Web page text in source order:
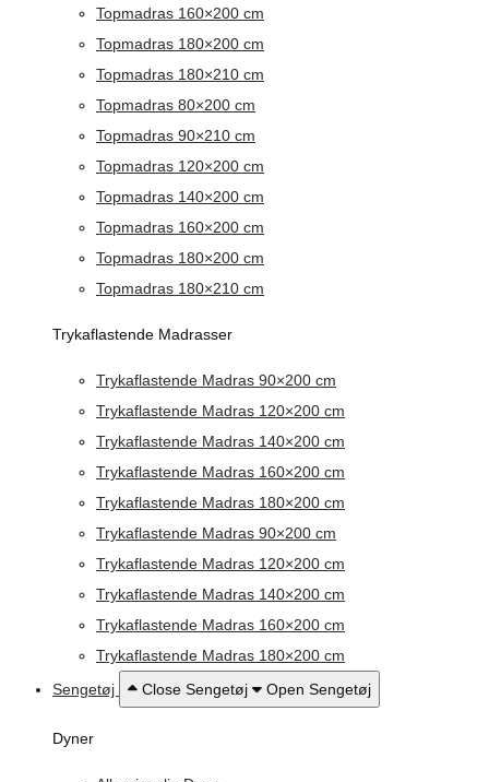
Topmadras 160×200 cm
Topmadras 180×200 cm
Topmadras 180×210 cm
Topmadras 80×200 cm
Topmadras 90×210 cm
Topmadras 120×200 cm
Topmadras 140×200 cm
Topmadras 160×200 cm
Topmadras 180×200 cm
Topmadras 180×210 cm
Trykaflastende Madrasser
Trykaflastende Madras 90×200 cm
Trykaflastende Madras 120×200 cm
Trykaflastende Madras 140×200 cm
Trykaflastende Madras 160×200 cm
Trykaflastende Madras 180×200 cm
Trykaflastende Madras 90×200 cm
Trykaflastende Madras 120×200 cm
Trykaflastende Madras 140×200 cm
Trykaflastende Madras 160×200 cm
Trykaflastende Madras 180×200 cm
Sengetøj
Close Sengetøj Open Sengetøj
Dyner